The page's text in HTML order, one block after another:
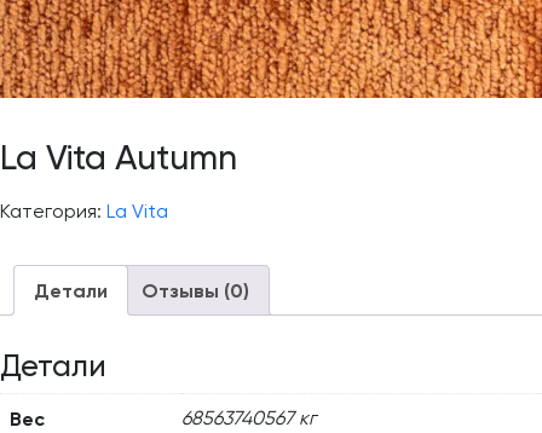
La Vita Autumn
Категория: La Vita
Детали Отзывы (0)
Детали
Вес 68563740567 кг